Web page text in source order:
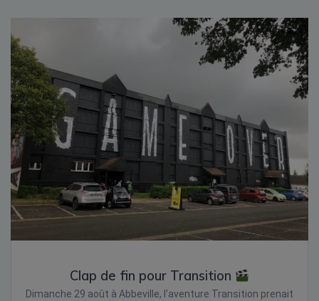
Clap de fin pour Transition
Dimanche 29 août à Abbeville, l’aventure Transition prenait